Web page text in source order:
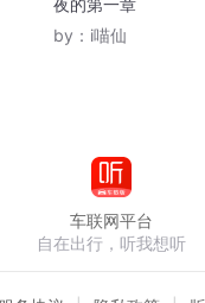
夜的第一章
by： i喵仙
车联网平台
自在出行，听我想听